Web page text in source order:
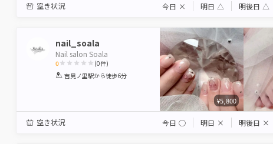
空き状況 今日 × 明日 △ 明後日 △
nail_soala
Nail salon Soala
0
1 2 3 4 5
(0件)
吉見ノ里駅から徒歩6分
¥5,800
空き状況 今日 ◯ 明日 × 明後日 ×